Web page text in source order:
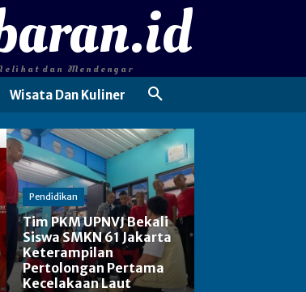
dan Mendengar
Wisata Dan Kuliner
Pendidikan
Tim PKM UPNVJ Bekali
Siswa SMKN 61 Jakarta
Keterampilan
Pertolongan Pertama
Kecelakaan Laut